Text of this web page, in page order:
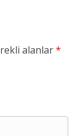
alanlar*